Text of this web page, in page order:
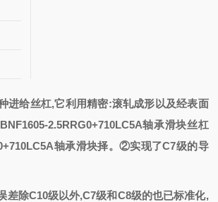
进给丝杠,它利用精密:滚轧成形以及经表面
2.5RRG0+710LC5A轴承滑块丝杠
轴承滑块择。②实现了C7级的导
差除C10级以外,C7级和C8级的也已标准化,